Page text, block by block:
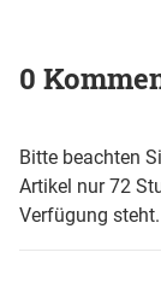
0
Bitte beachten
Artikel nur 72
Verfügung steht.